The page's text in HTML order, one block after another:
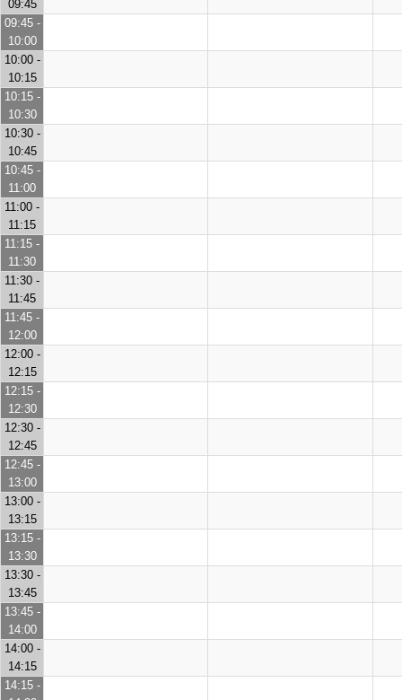
09:45
09:45 -
10:00
10:00 -
10:15
10:15 -
10:30
10:30 -
10:45
10:45 -
11:00
11:00 -
11:15
11:15 -
11:30
11:30 -
11:45
11:45 -
12:00
12:00 -
12:15
12:15 -
12:30
12:30 -
12:45
12:45 -
13:00
13:00 -
13:15
13:15 -
13:30
13:30 -
13:45
13:45 -
14:00
14:00 -
14:15
14:15 -